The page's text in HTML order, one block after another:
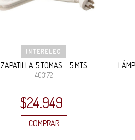
INTERELEC
ZAPATILLA 5 TOMAS – 5 MTS
403172
$24.949
COMPRAR